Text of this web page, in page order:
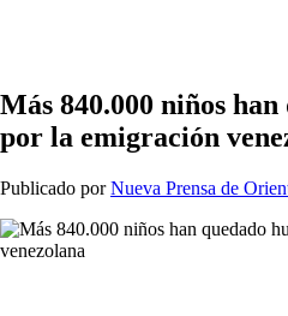
Más 840.000 niños
por la emigración
Publicado porNueva Prensa de